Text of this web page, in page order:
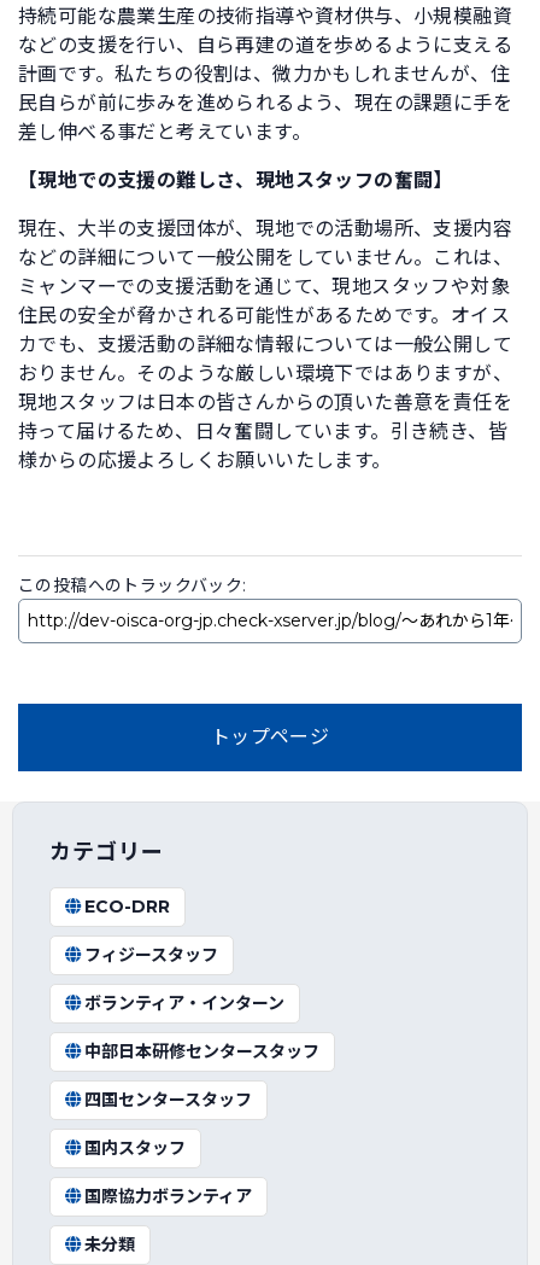
持続可能な農業生産の技術指導や資材供与、小規模融資
などの支援を行い、自ら再建の道を歩めるように支える
計画です。私たちの役割は、微力かもしれませんが、住
民自らが前に歩みを進められるよう、現在の課題に手を
差し伸べる事だと考えています。
【現地での支援の難しさ、現地スタッフの奮闘】
現在、大半の支援団体が、現地での活動場所、支援内容
などの詳細について一般公開をしていません。これは、
ミャンマーでの支援活動を通じて、現地スタッフや対象
住民の安全が脅かされる可能性があるためです。オイス
カでも、支援活動の詳細な情報については一般公開して
おりません。そのような厳しい環境下ではありますが、
現地スタッフは日本の皆さんからの頂いた善意を責任を
持って届けるため、日々奮闘しています。引き続き、皆
様からの応援よろしくお願いいたします。
この投稿へのトラックバック:
トップページ
カテゴリー
ECO-DRR
フィジースタッフ
ボランティア・インターン
中部日本研修センタースタッフ
四国センタースタッフ
国内スタッフ
国際協力ボランティア
未分類